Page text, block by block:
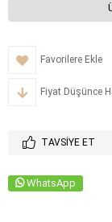
Favorilere Ekle
Fiyat Düşünce
TAVSIYE ET
WhatsApp